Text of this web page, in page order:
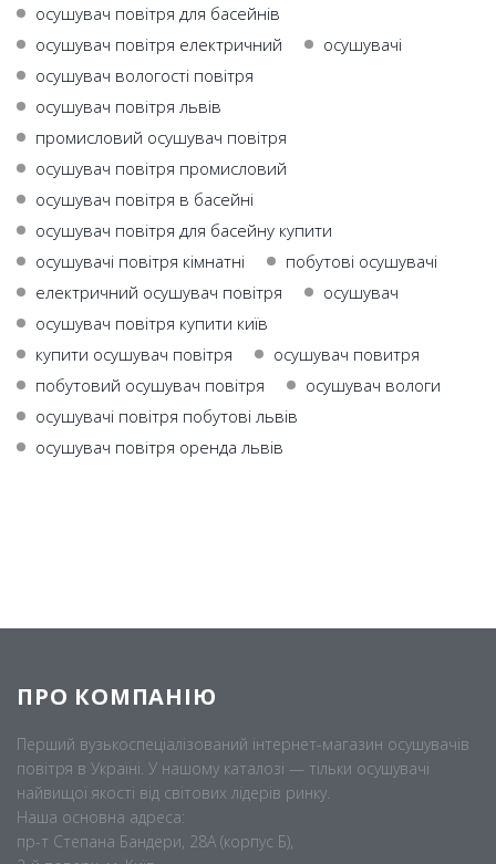
осушувач повітря для басейнів
осушувач повітря електричний
осушувачі
осушувач вологості повітря
осушувач повітря львів
промисловий осушувач повітря
осушувач повітря промисловий
осушувач повітря в басейні
осушувач повітря для басейну купити
осушувачі повітря кімнатні
побутові осушувачі
електричний осушувач повітря
осушувач
осушувач повітря купити київ
купити осушувач повітря
осушувач повитря
побутовий осушувач повітря
осушувач вологи
осушувачі повітря побутові львів
осушувач повітря оренда львів
ПРО КОМПАНІЮ
Перший вузькоспеціалізований інтернет-магазин осушувачів
повітря в Україні. У нашому каталозі — тільки осушувачі
найвищої якості від світових лідерів ринку.
Наша основна адреса:
пр-т Степана Бандери, 28А (корпус Б),